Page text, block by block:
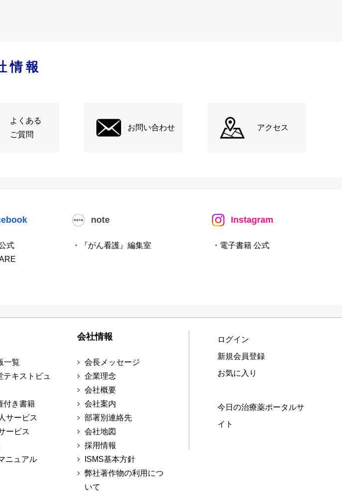
情報
よくある
ご質問
お問い合わせ アクセス
式
note
・『がん看護』編集室
Instagram
・電子書籍 公式
一覧
キストビュ
付き書籍
サービス
ービス
ニュアル
会社情報
会長メッセージ
企業理念
会社概要
会社案内
部署別連絡先
会社地図
採用情報
ISMS基本方針
弊社著作物の利用につ
いて
ログイン
新規会員登録
お気に入り
今日の治療薬ポータルサ
イト